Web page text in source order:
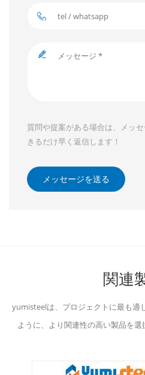
質問や提案がある場合は、メッ
きるだけ早く返信します！
メッセージを送る
関連
yumisteelは、プロジェクトに最も適
ように、より関連性の高い製品を選